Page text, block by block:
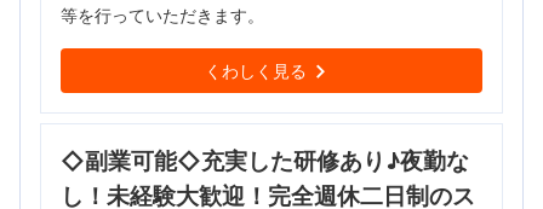
等を行っていただきます。
くわしく見る
◇副業可能◇充実した研修あり♪夜勤な
し！未経験大歓迎！完全週休二日制のス